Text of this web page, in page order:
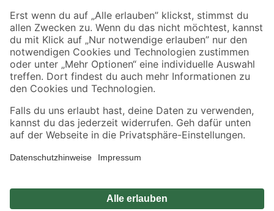
Sicher einkaufen
Jetzt die toom-App herunterladen
Alle Preisangaben in EUR inkl. gesetzl. MwSt.. Die dargestellten Angebote sind unter
Umständen nicht in allen Märkten verfügbar. Die angegebenen Verfügbarkeiten beziehen
Produkte nur solange der Vorrat reicht.
*Paketversand ab 59 € versandkostenfrei, gilt nicht für Artikel mit Speditionsversand, hier
Privatsphäre Impressum